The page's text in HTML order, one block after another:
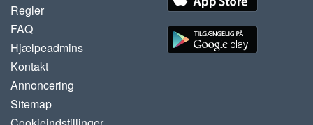
Regler
FAQ
Hjælpeadmins
Kontakt
Annoncering
Sitemap